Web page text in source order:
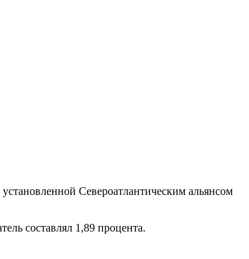
Североатлантическим альянсом
составлял 1,89 процента.